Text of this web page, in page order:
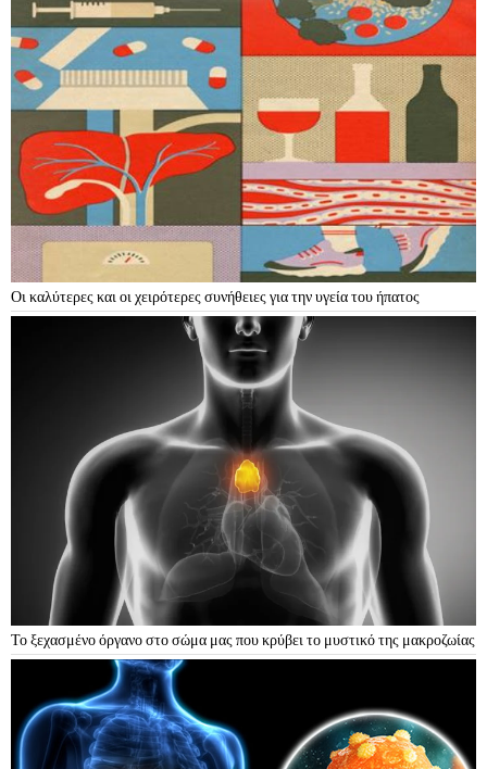
Οι καλύτερες και οι χειρότερες συνήθειες για την υγεία του ήπατος
Το ξεχασμένο όργανο στο σώμα μας που κρύβει το μυστικό της μακροζωίας